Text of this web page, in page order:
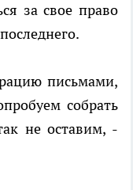
за свое право
письмами,
собрать
не оставим, -